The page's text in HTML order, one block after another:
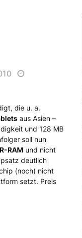
die u. a.
aus Asien –
und 128 MB
soll nun
RAM und nicht
deutlich
(noch) nicht
setzt. Preis